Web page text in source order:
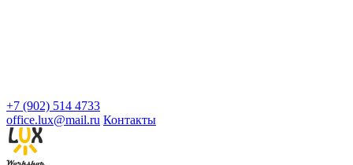
+7 (902) 514 4733
office.lux@mail.ru Контакты